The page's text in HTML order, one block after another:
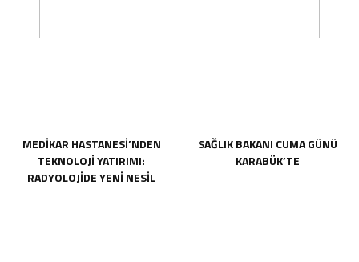
MEDİKAR HASTANESİ’NDEN
TEKNOLOJİ YATIRIMI:
RADYOLOJİDE YENİ NESİL
SAĞLIK BAKANI CUMA GÜNÜ
KARABÜK’TE